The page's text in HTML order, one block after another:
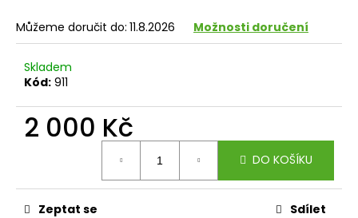
Můžeme doručit do: 11.8.2026 Možnosti doručení
Skladem
Kód: 911
2 000 Kč
DO KOŠÍKU
Zeptat se Sdílet
o
p
u
č
u
e